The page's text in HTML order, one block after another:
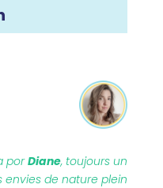
porDiane, toujours un
envies de nature plein